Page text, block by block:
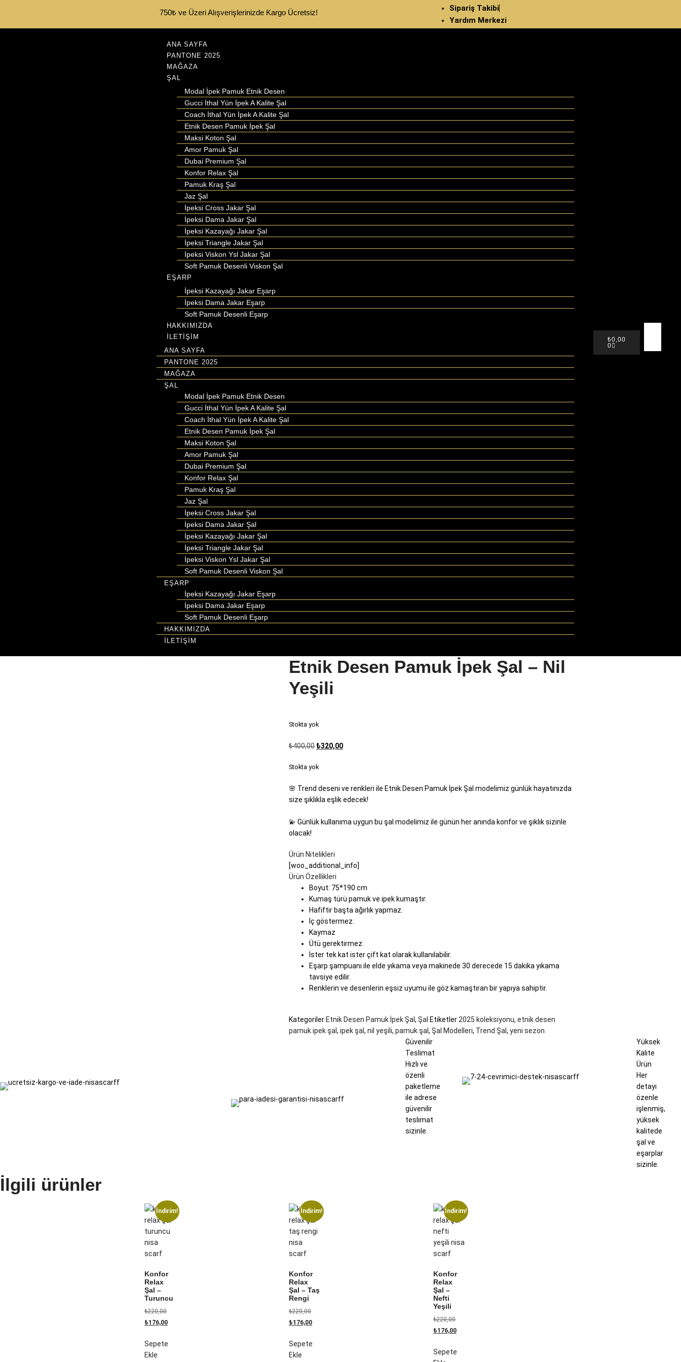
750₺ ve Üzeri Alışverişlerinizde Kargo Ücretsiz!
Sipariş Takibi
Yardım Merkezi
ANA SAYFA
PANTONE 2025
MAĞAZA
ŞAL
Modal İpek Pamuk Etnik Desen
Gucci İthal Yün İpek A Kalite Şal
Coach İthal Yün İpek A Kalite Şal
Etnik Desen Pamuk İpek Şal
Maksi Koton Şal
Amor Pamuk Şal
Dubai Premium Şal
Konfor Relax Şal
Pamuk Kraş Şal
Jaz Şal
İpeksi Cross Jakar Şal
İpeksi Dama Jakar Şal
İpeksi Kazayağı Jakar Şal
İpeksi Triangle Jakar Şal
İpeksi Viskon Ysl Jakar Şal
Soft Pamuk Desenli Viskon Şal
EŞARP
İpeksi Kazayağı Jakar Eşarp
İpeksi Dama Jakar Eşarp
Soft Pamuk Desenli Eşarp
HAKKIMIZDA
İLETİŞİM
ANA SAYFA
PANTONE 2025
MAĞAZA
ŞAL
Modal İpek Pamuk Etnik Desen
Gucci İthal Yün İpek A Kalite Şal
Coach İthal Yün İpek A Kalite Şal
Etnik Desen Pamuk İpek Şal
Maksi Koton Şal
Amor Pamuk Şal
Dubai Premium Şal
Konfor Relax Şal
Pamuk Kraş Şal
Jaz Şal
İpeksi Cross Jakar Şal
İpeksi Dama Jakar Şal
İpeksi Kazayağı Jakar Şal
İpeksi Triangle Jakar Şal
İpeksi Viskon Ysl Jakar Şal
Soft Pamuk Desenli Viskon Şal
EŞARP
İpeksi Kazayağı Jakar Eşarp
İpeksi Dama Jakar Eşarp
Soft Pamuk Desenli Eşarp
HAKKIMIZDA
İLETİŞİM
₺0,00
0
Etnik Desen Pamuk İpek Şal – Nil
Yeşili
Stokta yok
₺400,00 ₺320,00
Stokta yok
🌸 Trend deseni ve renkleri ile Etnik Desen Pamuk İpek Şal modelimiz günlük hayatınızda
size şıklıkla eşlik edecek!
💫 Günlük kullanıma uygun bu şal modelimiz ile günün her anında konfor ve şıklık sizinle
olacak!
Ürün Nitelikleri
[woo_additional_info]
Ürün Özellikleri
Boyut: 75*190 cm
Kumaş türü pamuk ve ipek kumaştır.
Hafiftir başta ağırlık yapmaz.
İç göstermez.
Kaymaz
Ütü gerektirmez.
İster tek kat ister çift kat olarak kullanılabilir.
Eşarp şampuanı ile elde yıkama veya makinede 30 derecede 15 dakika yıkama
tavsiye edilir.
Renklerin ve desenlerin eşsiz uyumu ile göz kamaştıran bir yapıya sahiptir.
Kategoriler Etnik Desen Pamuk İpek Şal , Şal Etiketler 2025 koleksiyonu, etnik desen
pamuk ipek şal , ipek şal , nil yeşili, pamuk şal , Şal Modelleri, Trend Şal , yeni sezon
Güvenilir
Teslimat
Hızlı ve
özenli
paketleme
ile adrese
güvenilir
teslimat
sizinle.
Yüksek
Kalite
Ürün
Her
detayı
özenle
işlenmiş,
yüksek
kalitede
şal ve
eşarplar
sizinle.
İlgili ürünler
İndirim!
Konfor
Relax
Şal –
Turuncu
₺220,00
₺176,00
Sepete
Ekle
İndirim!
Konfor
Relax
Şal – Taş
Rengi
₺220,00
₺176,00
Sepete
Ekle
İndirim!
Konfor
Relax
Şal –
Nefti
Yeşili
₺220,00
₺176,00
Sepete